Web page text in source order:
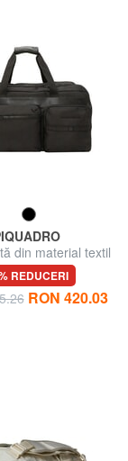
din material textil
de umăr
REDUCERI
RON 420.03